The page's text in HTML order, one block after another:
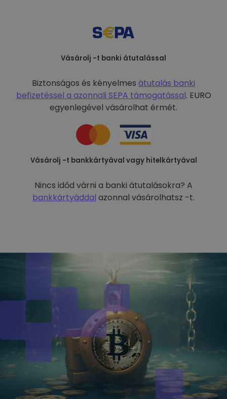
Vásárolj -t banki átutalással
Biztonságos és kényelmes átutalás banki
befizetéssel a azonnali SEPA támogatással. EURO
egyenlegével vásárolhat érmét.
Vásárolj -t bankkártyával vagy hitelkártyával
Nincs időd várni a banki átutalásokra? A
bankkártyáddal azonnal vásárolhatsz -t.